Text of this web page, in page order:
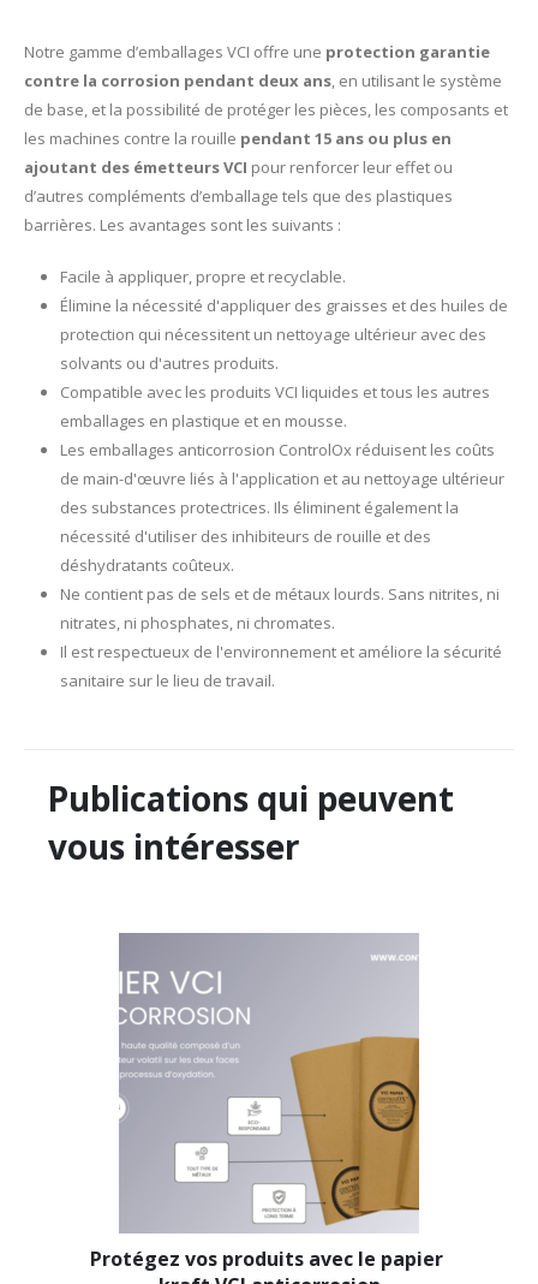
Notre gamme d’emballages VCI offre une protection garantie
contre la corrosion pendant deux ans, en utilisant le système
de base, et la possibilité de protéger les pièces, les composants et
les machines contre la rouille pendant 15 ans ou plus en
ajoutant des émetteurs VCI pour renforcer leur effet ou
d’autres compléments d’emballage tels que des plastiques
barrières. Les avantages sont les suivants :
Facile à appliquer, propre et recyclable.
Élimine la nécessité d'appliquer des graisses et des huiles de
protection qui nécessitent un nettoyage ultérieur avec des
solvants ou d'autres produits.
Compatible avec les produits VCI liquides et tous les autres
emballages en plastique et en mousse.
Les emballages anticorrosion ControlOx réduisent les coûts
de main-d'œuvre liés à l'application et au nettoyage ultérieur
des substances protectrices. Ils éliminent également la
nécessité d'utiliser des inhibiteurs de rouille et des
déshydratants coûteux.
Ne contient pas de sels et de métaux lourds. Sans nitrites, ni
nitrates, ni phosphates, ni chromates.
Il est respectueux de l'environnement et améliore la sécurité
sanitaire sur le lieu de travail.
Publications qui peuvent
vous intéresser
Protégez vos produits avec le papier